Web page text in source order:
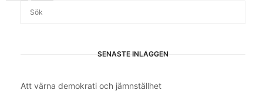
SENASTE INLÄGGEN
Att värna demokrati och jämnställhet